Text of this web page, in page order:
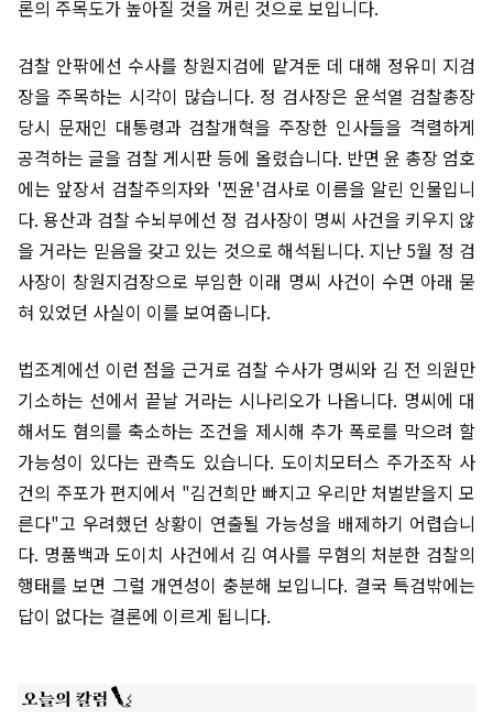
론의 주목도가 높아질 것을 꺼린 것으로 보입니다.
검찰 안팎에선 수사를 창원지검에 맡겨둔 데 대해 정유미 지검
장을 주목하는 시각이 많습니다. 정 검사장은 윤석열 검찰총장
당시 문재인 대통령과 검찰개혁을 주장한 인사들을 격렬하게
공격하는 글을 검찰 게시판 등에 올렸습니다. 반면 윤 총장 엄호
에는 앞장서 검찰주의자와 '찐윤'검사로 이름을 알린 인물입니
다. 용산과 검찰 수뇌부에선 정 검사장이 명씨 사건을 키우지 않
을 거라는 믿음을 갖고 있는 것으로 해석됩니다. 지난 5월 정 검
사장이 창원지검장으로 부임한 이래 명씨 사건이 수면 아래 묻
혀 있었던 사실이 이를 보여줍니다.
법조계에선 이런 점을 근거로 검찰 수사가 명씨와 김 전 의원만
기소하는 선에서 끝날 거라는 시나리오가 나옵니다. 명씨에 대
해서도 혐의를 축소하는 조건을 제시해 추가 폭로를 막으려 할
가능성이 있다는 관측도 있습니다. 도이치모터스 주가조작 사
건의 주포가 편지에서 "김건희만 빠지고 우리만 처벌받을지 모
른다"고 우려했던 상황이 연출될 가능성을 배제하기 어렵습니
다. 명품백과 도이치 사건에서 김 여사를 무혐의 처분한 검찰의
행태를 보면 그럴 개연성이 충분해 보입니다. 결국 특검밖에는
답이 없다는 결론에 이르게 됩니다.